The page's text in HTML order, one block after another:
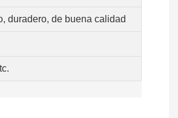
duradero, de buena calidad